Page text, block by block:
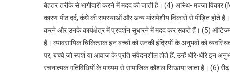
बेहतर तरीके से भागीदारी करने में मदद की जाती है। (4) अस्थि- मज्जा
कारण पीठ दर्द, कंधे की समस्याओं और अन्य मांसपेशीय विकारों से पीड़ित होते
करने और उनके कार्यक्षेत्र में प्रदर्शन सुधारने में मदद कर सकते हैं। (5)
हैं। व्यावसायिक चिकित्सक इन बच्चों को उनकी इंद्रियों के अनुभवों को
पर, बच्चे जो स्पर्श या आवाज के प्रति संवेदनशील होते हैं, उन्हें धीरे-धीरे इन
रचनात्मक गतिविधियों के माध्यम से सामाजिक कौशल सिखाया जाता है। (6)